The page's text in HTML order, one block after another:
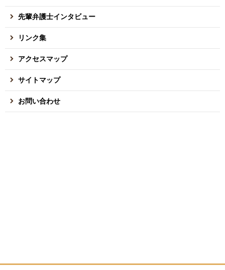
先輩弁護士インタビュー
リンク集
アクセスマップ
サイトマップ
お問い合わせ